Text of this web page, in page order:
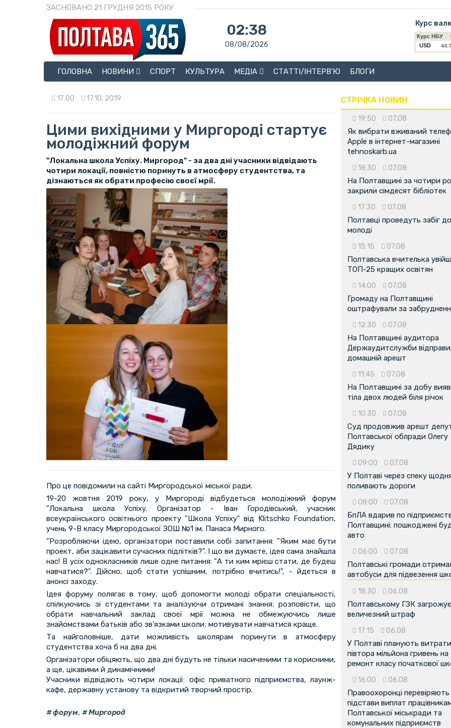
ЗАСНОВАНО 21 ГРУДНЯ 2015 РОКУ
02:38
08/08/2026
Курс
ГОЛОВНА
НОВИНИ СПОРТ КУЛЬТУРА МЕДІА СТАТТІ/ІНТЕРВ'Ю БЛОГИ
17:00 17.10. 2019
Цими вихідними у Миргороді стартує
молодіжний форум
"Локальна школа Успіху. Миргород" - за два дні учасники відвідають
чотири локації, повністю поринуть в атмосферу студентства, та
дізнаються як обрати професію своєї мрії.
Про це повідомили на сайті Миргородської міської ради.
19-20 жовтня 2019 року, у Миргороді відбудеться молодіжний форум
"Локальна школа Успіху. Організатор - Іван Городівський, учасник
всеукраїнського освітнього проекту "Школа Успіху" від Klitschko Foundation,
учень 9-В класу Миргородської ЗОШ №1 ім. Панаса Мирного.
"Розробляючи ідею, організатори поставили собі запитання: "Яким має бути
проект, аби зацікавити сучасних підлітків?". І що ви думаєте, ідея сама знайшла
нас! В усіх однокласників лише одне питання: "А ти ким мрієш стати, де будеш
навчатися?". Дійсно, щоб стати успішним, потрібно вчитись!", - йдеться в
анонсі заходу.
Ідея форуму полягає в тому, щоб допомогти молоді обрати спеціальності,
спілкуючись зі студентами та аналізуючи отримані знання; розповісти, що
обрати навчальний заклад своєї мрії можна не обмежуючись лише
знайомствами батьків або зв'язками школи; мотивувати навчатися краще.
Та найголовніше, дати можливість школярам поринути в атмосферу
студентства хоча б на два дні.
Організатори обіцяють, що два дні будуть не тільки насиченими та корисними,
а ще, цікавими й динамічними!
Учасники відвідають чотири локації: офіс приватного підприємства, лаунж-
кафе, державну установу та відкритий творчий простір.
форум, Миргород
СТРІЧКА НОВИН
19:50 07.08
Як вибрати вживаний
Apple в інтернет-магазині
tehnoskarb.ua
18:30 07.08
На Полтавщині за чотири
закрили сімдесят бібліотек
17:30 07.08
Полтавці проведуть забіг
молоді
15:15 07.08
Полтавська вчителька
ТОП-25 кращих освітян
14:00 07.08
Громаду на Полтавщині
оштрафували за
12:30 07.08
На Полтавщині аудитора
Держаудитслужби
домашній арешт
11:45 07.08
На Полтавщині за добу
тіла двох людей біля річок
10:30 07.08
Суд продовжив арешт
Полтавської облради Олегу
Дядику
09:00 07.08
У Полтаві через спеку
поливають дороги
08:00 07.08
БпЛА вдарив по
Полтавщині: пошкоджені
авто
06:00 07.08
Полтавські громади
автобуси для підвезення
18:30 06.08
Полтавському ГЗК загрожує
величезний штраф
17:15 06.08
У Полтаві планують
півтора мільйона гривень на
ремонт класу початкової
16:00 06.08
Правоохоронці перевіряють
підстави виплат
Полтавської міськради та
комунальних підприємств